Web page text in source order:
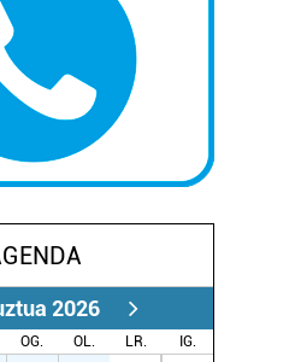
2026
OG. OL. LR.
IG.